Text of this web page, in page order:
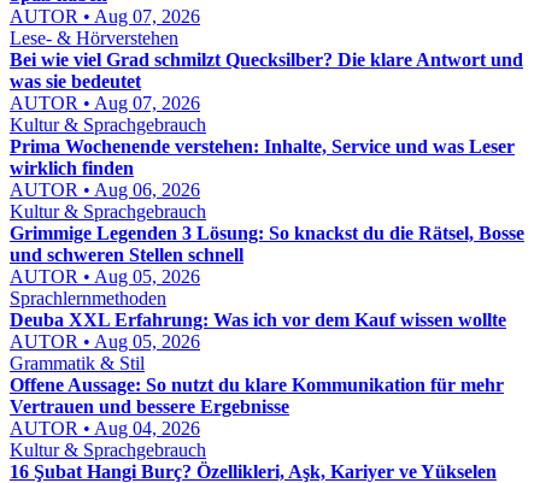
AUTOR • Aug 07, 2026
Lese- & Hörverstehen
Bei wie viel Grad schmilzt Quecksilber? Die klare Antwort und
was sie bedeutet
AUTOR • Aug 07, 2026
Kultur & Sprachgebrauch
Prima Wochenende verstehen: Inhalte, Service und was Leser
wirklich finden
AUTOR • Aug 06, 2026
Kultur & Sprachgebrauch
Grimmige Legenden 3 Lösung: So knackst du die Rätsel, Bosse
und schweren Stellen schnell
AUTOR • Aug 05, 2026
Sprachlernmethoden
Deuba XXL Erfahrung: Was ich vor dem Kauf wissen wollte
AUTOR • Aug 05, 2026
Grammatik & Stil
Offene Aussage: So nutzt du klare Kommunikation für mehr
Vertrauen und bessere Ergebnisse
AUTOR • Aug 04, 2026
Kultur & Sprachgebrauch
16 Şubat Hangi Burç? Özellikleri, Aşk, Kariyer ve Yükselen